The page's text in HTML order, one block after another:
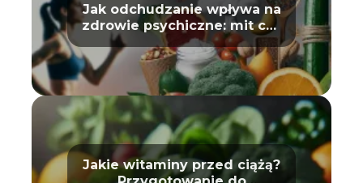
Jak odchudzanie wpływa na
zdrowie psychiczne: mit czy
prawda?
Jakie witaminy przed ciążą?